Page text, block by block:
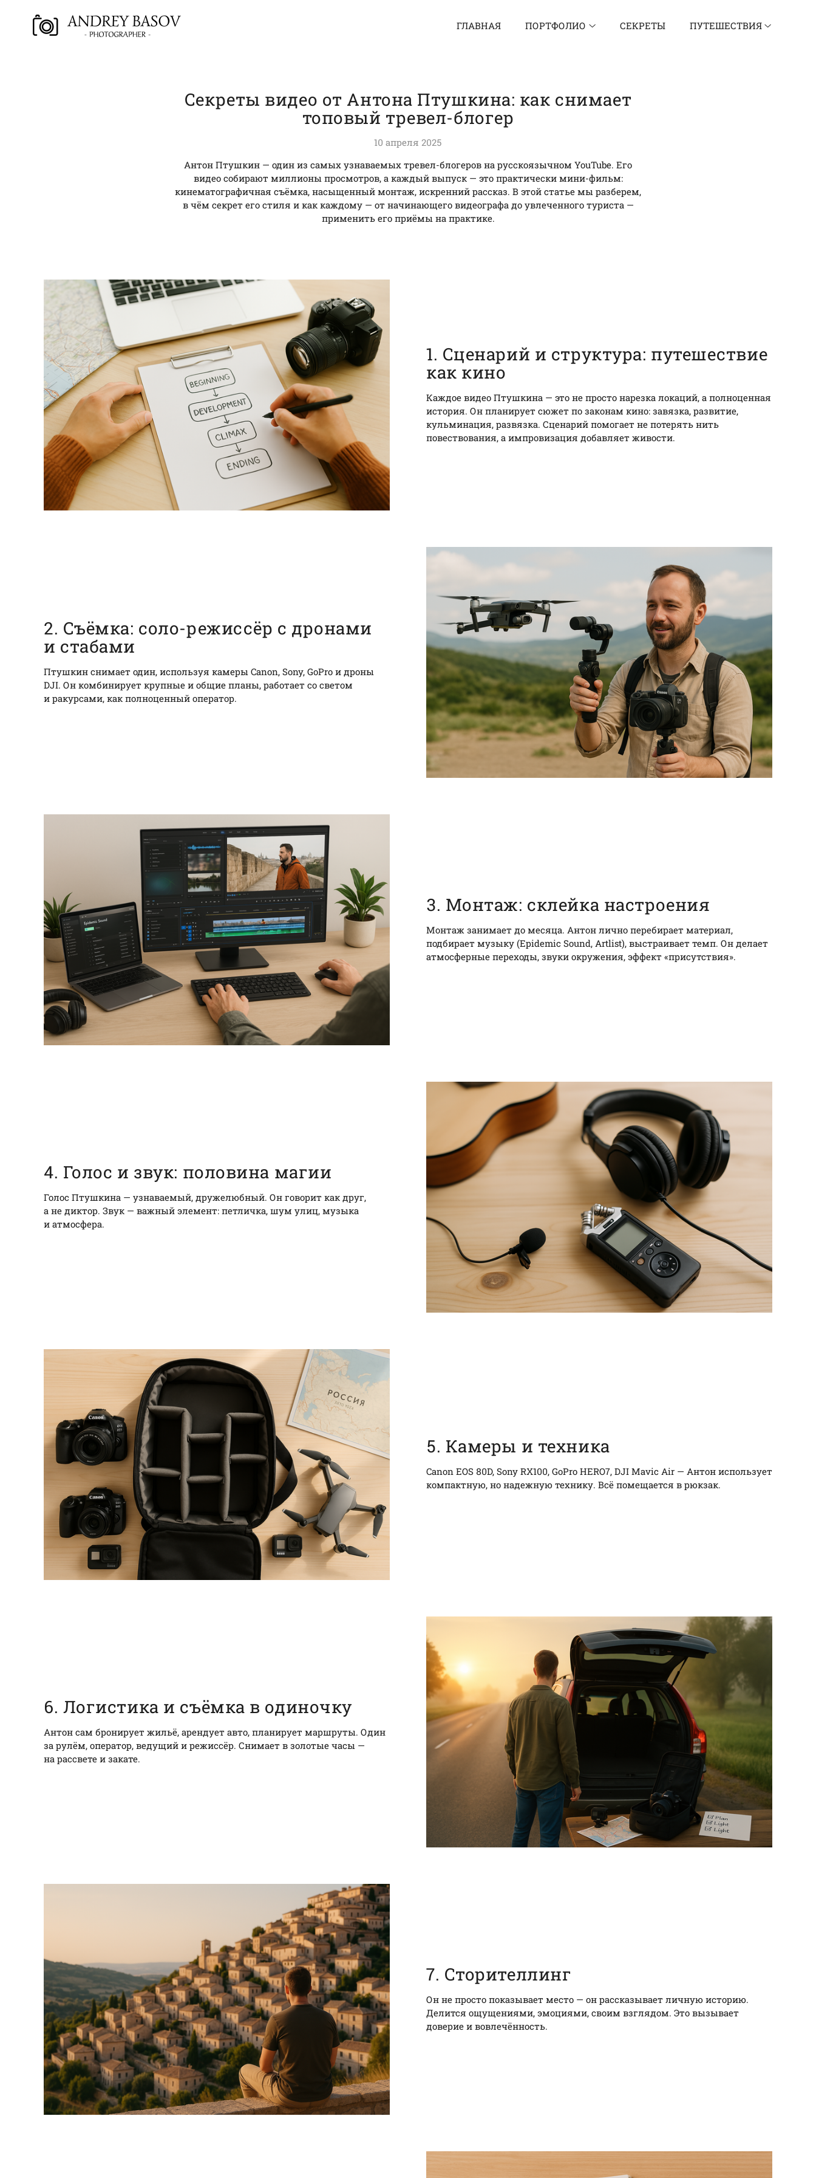
ГЛАВНАЯ ПОРТФОЛИО СЕКРЕТЫ ПУТЕШЕСТВИЯ
Секреты видео от Антона Птушкина: как снимает
топовый тревел-блогер
10 апреля 2025
Антон Птушкин — один из самых узнаваемых тревел-блогеров на русскоязычном YouTube. Его
видео собирают миллионы просмотров, а каждый выпуск — это практически мини-фильм:
кинематографичная съёмка, насыщенный монтаж, искренний рассказ. В этой статье мы разберем,
в чём секрет его стиля и как каждому — от начинающего видеографа до увлеченного туриста —
применить его приёмы на практике.
1. Сценарий и структура: путешествие
как кино
Каждое видео Птушкина — это не просто нарезка локаций, а полноценная
история. Он планирует сюжет по законам кино: завязка, развитие,
кульминация, развязка. Сценарий помогает не потерять нить
повествования, а импровизация добавляет живости.
2. Съёмка: соло-режиссёр с дронами
и стабами
Птушкин снимает один, используя камеры Canon, Sony, GoPro и дроны
DJI. Он комбинирует крупные и общие планы, работает со светом
и ракурсами, как полноценный оператор.
3. Монтаж: склейка настроения
Монтаж занимает до месяца. Антон лично перебирает материал,
подбирает музыку (Epidemic Sound, Artlist), выстраивает темп. Он делает
атмосферные переходы, звуки окружения, эффект «присутствия».
4. Голос и звук: половина магии
Голос Птушкина — узнаваемый, дружелюбный. Он говорит как друг,
а не диктор. Звук — важный элемент: петличка, шум улиц, музыка
и атмосфера.
5. Камеры и техника
Canon EOS 80D, Sony RX100, GoPro HERO7, DJI Mavic Air — Антон использует
компактную, но надежную технику. Всё помещается в рюкзак.
6. Логистика и съёмка в одиночку
Антон сам бронирует жильё, арендует авто, планирует маршруты. Один
за рулём, оператор, ведущий и режиссёр. Снимает в золотые часы —
на рассвете и закате.
7. Сторителлинг
Он не просто показывает место — он рассказывает личную историю.
Делится ощущениями, эмоциями, своим взглядом. Это вызывает
доверие и вовлечённость.